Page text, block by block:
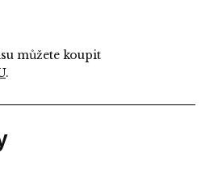
můžete koupit
.